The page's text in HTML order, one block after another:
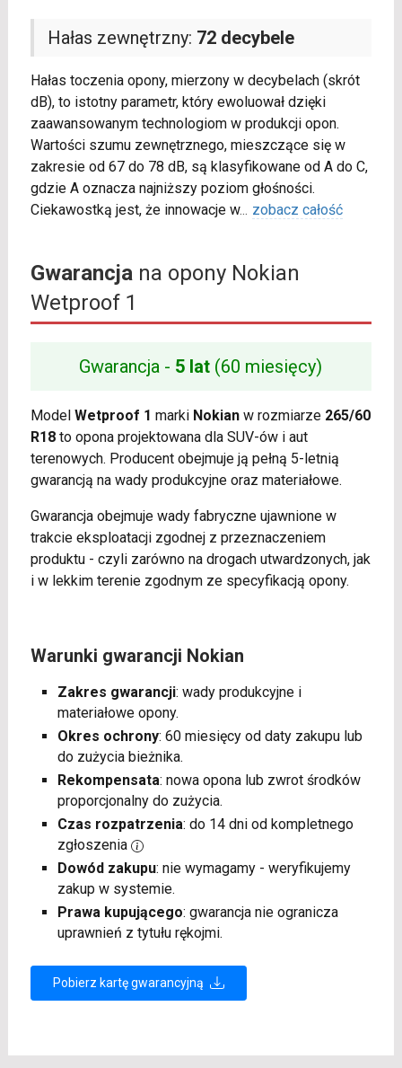
Hałas zewnętrzny: 72 decybele
Hałas toczenia opony, mierzony w decybelach (skrót
dB), to istotny parametr, który ewoluował dzięki
zaawansowanym technologiom w produkcji opon.
Wartości szumu zewnętrznego, mieszczące się w
zakresie od 67 do 78 dB, są klasyfikowane od A do C,
gdzie A oznacza najniższy poziom głośności.
Ciekawostką jest, że innowacje w... zobacz całość
Gwarancjana opony Nokian
Wetproof 1
Gwarancja - 5 lat (60 miesięcy)
Model Wetproof 1 marki Nokianw rozmiarze 265/60
R18to opona projektowana dla SUV-ów i aut
terenowych. Producent obejmuje ją pełną 5-letnią
gwarancją na wady produkcyjne oraz materiałowe.
Gwarancja obejmuje wady fabryczne ujawnione w
trakcie eksploatacji zgodnej z przeznaczeniem
produktu - czyli zarówno na drogach utwardzonych, jak
i w lekkim terenie zgodnym ze specyfikacją opony.
Warunki gwarancji Nokian
Zakres gwarancji: wady produkcyjne i
materiałowe opony.
Okres ochrony: 60 miesięcy od daty zakupu lub
do zużycia bieżnika.
Rekompensata: nowa opona lub zwrot środków
proporcjonalny do zużycia.
Czas rozpatrzenia: do 14 dni od kompletnego
zgłoszenia
Dowód zakupu: nie wymagamy - weryfikujemy
zakup w systemie.
Prawa kupującego: gwarancja nie ogranicza
uprawnień z tytułu rękojmi.
Pobierz kartę gwarancyjną